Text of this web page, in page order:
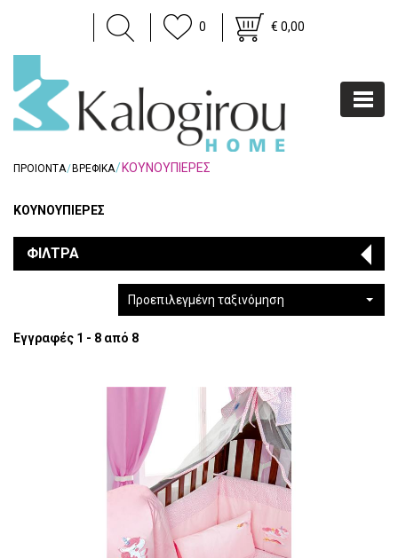
0 € 0,00
ΠΡΟΙΟΝΤΑ ΒΡΕΦΙΚΑ ΚΟΥΝΟΥΠΙΕΡΕΣ
ΚΟΥΝΟΥΠΙΕΡΕΣ
ΦΙΛΤΡΑ
Προεπιλεγμένη ταξινόμηση
Εγγραφές 1 - 8 από 8